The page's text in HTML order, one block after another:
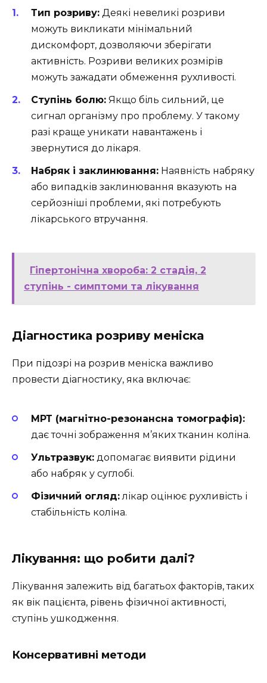
Тип розриву: Деякі невеликі розриви
можуть викликати мінімальний
дискомфорт, дозволяючи зберігати
активність. Розриви великих розмірів
можуть зажадати обмеження рухливості.
Ступінь болю: Якщо біль сильний, це
сигнал організму про проблему. У такому
разі краще уникати навантажень і
звернутися до лікаря.
Набряк і заклинювання: Наявність набряку
або випадків заклинювання вказують на
серйозніші проблеми, які потребують
лікарського втручання.
Гіпертонічна хвороба: 2 стадія, 2
ступінь - симптоми та лікування
Діагностика розриву меніска
При підозрі на розрив меніска важливо
провести діагностику, яка включає:
МРТ (магнітно-резонансна томографія):
дає точні зображення м’яких тканин коліна.
Ультразвук: допомагає виявити рідини
або набряк у суглобі.
Фізичний огляд:лікар оцінює рухливість і
стабільність коліна.
Лікування: що робити далі?
Лікування залежить від багатьох факторів, таких
як вік пацієнта, рівень фізичної активності,
ступінь ушкодження.
Консервативні методи